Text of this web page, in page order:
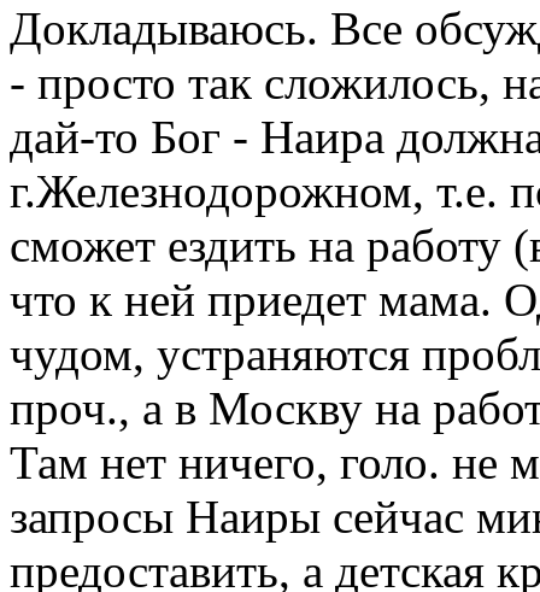
Докладываюсь. Все
- просто так сложилось,
дай-то Бог - Наира
г.Железнодорожном, т.е.
сможет ездить на работу
что к ней приедет мама.
чудом, устраняются
проч., а в Москву на
Там нет ничего, голо. не
запросы Наиры сейчас
предоставить, а детская